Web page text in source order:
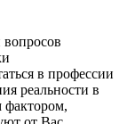
в профессии
реальности в
фактором,